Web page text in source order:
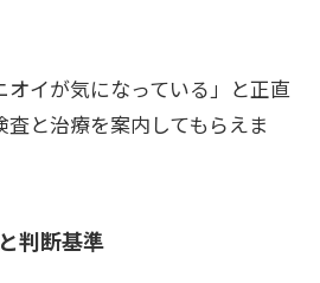
イが気になっている」と正直
と治療を案内してもらえま
判断基準